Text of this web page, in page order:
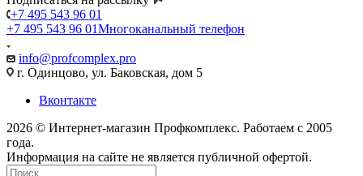
+7 495 543 96 01
+7 495 543 96 01Многоканальный телефон
info@profcomplex.pro
г. Одинцово, ул. Баковская, дом 5
Вконтакте
2026 © Интернет-магазин Профкомплекс. Работаем с 2005
года.
Информация на сайте не является публичной офертой.